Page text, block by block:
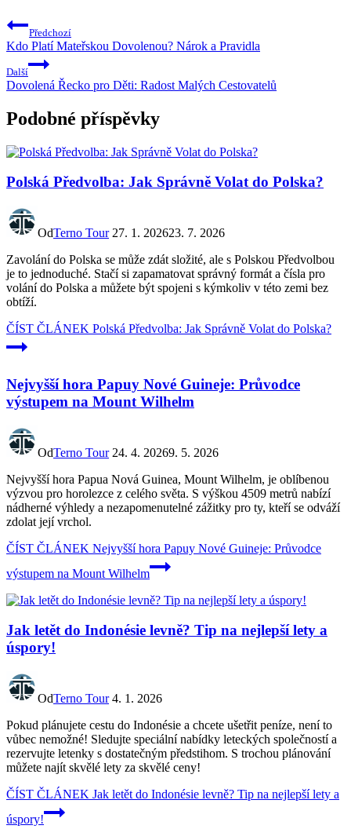
Předchozí
Kdo Platí Mateřskou Dovolenou? Nárok a Pravidla
Další
Dovolená Řecko pro Děti: Radost Malých Cestovatelů
Podobné příspěvky
Polská Předvolba: Jak Správně Volat do Polska?
OdTerno Tour 27. 1. 202623. 7. 2026
Zavolání do Polska se může zdát složité, ale s Polskou Předvolbou
je to jednoduché. Stačí si zapamatovat správný formát a čísla pro
volání do Polska a můžete být spojeni s kýmkoliv v této zemi bez
obtíží.
ČÍST ČLÁNEK Polská Předvolba: Jak Správně Volat do Polska?
Nejvyšší hora Papuy Nové Guineje: Průvodce
výstupem na Mount Wilhelm
OdTerno Tour 24. 4. 20269. 5. 2026
Nejvyšší hora Papua Nová Guinea, Mount Wilhelm, je oblíbenou
výzvou pro horolezce z celého světa. S výškou 4509 metrů nabízí
nádherné výhledy a nezapomenutelné zážitky pro ty, kteří se odváží
zdolat její vrchol.
ČÍST ČLÁNEK Nejvyšší hora Papuy Nové Guineje: Průvodce
výstupem na Mount Wilhelm
Jak letět do Indonésie levně? Tip na nejlepší lety a
úspory!
OdTerno Tour 4. 1. 2026
Pokud plánujete cestu do Indonésie a chcete ušetřit peníze, není to
vůbec nemožné! Sledujte speciální nabídky leteckých společností a
rezervujte letenky s dostatečným předstihom. S trochou plánování
můžete najít skvělé lety za skvělé ceny!
ČÍST ČLÁNEK Jak letět do Indonésie levně? Tip na nejlepší lety a
úspory!